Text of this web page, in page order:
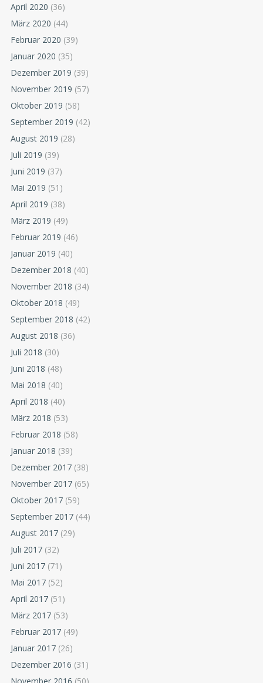
April 2020 (36)
März 2020 (44)
Februar 2020 (39)
Januar 2020 (35)
Dezember 2019 (39)
November 2019 (57)
Oktober 2019 (58)
September 2019 (42)
August 2019 (28)
Juli 2019 (39)
Juni 2019 (37)
Mai 2019 (51)
April 2019 (38)
März 2019 (49)
Februar 2019 (46)
Januar 2019 (40)
Dezember 2018 (40)
November 2018 (34)
Oktober 2018 (49)
September 2018 (42)
August 2018 (36)
Juli 2018 (30)
Juni 2018 (48)
Mai 2018 (40)
April 2018 (40)
März 2018 (53)
Februar 2018 (58)
Januar 2018 (39)
Dezember 2017 (38)
November 2017 (65)
Oktober 2017 (59)
September 2017 (44)
August 2017 (29)
Juli 2017 (32)
Juni 2017 (71)
Mai 2017 (52)
April 2017 (51)
März 2017 (53)
Februar 2017 (49)
Januar 2017 (26)
Dezember 2016 (31)
November 2016 (50)